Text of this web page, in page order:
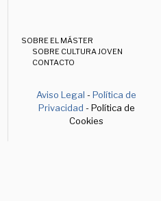
SOBRE EL MÁSTER
SOBRE CULTURA JOVEN
CONTACTO
Aviso Legal -Política de
Privacidad - Política de
Cookies